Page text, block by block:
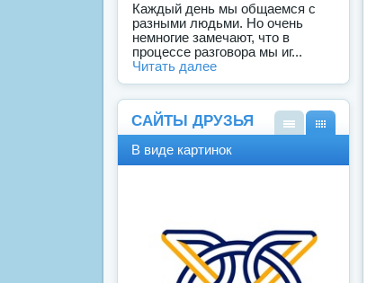
Каждый день мы общаемся с
разными людьми. Но очень
немнoгие зaмeчают, что в
процессе разговора мы иг...
Читать далее
САЙТЫ ДРУЗЬЯ
В виде картинок